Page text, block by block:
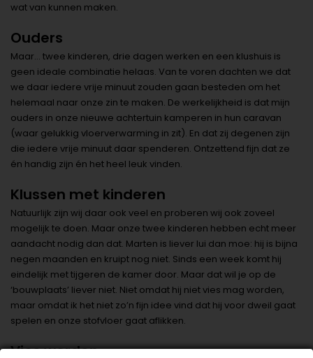
wat van kunnen maken.
Ouders
Maar… twee kinderen, drie dagen werken en een klushuis is
geen ideale combinatie helaas. Van te voren dachten we dat
we daar iedere vrije minuut zouden gaan besteden om het
helemaal naar onze zin te maken. De werkelijkheid is dat mijn
ouders in onze nieuwe achtertuin kamperen in hun caravan
(waar gelukkig vloerverwarming in zit). En dat zij degenen zijn
die iedere vrije minuut daar spenderen. Ontzettend fijn dat ze
én handig zijn én het heel leuk vinden.
Klussen met kinderen
Natuurlijk zijn wij daar ook veel en proberen wij ook zoveel
mogelijk te doen. Maar onze twee kinderen hebben echt meer
aandacht nodig dan dat. Marten is liever lui dan moe: hij is bijna
negen maanden en kruipt nog niet. Sinds een week komt hij
eindelijk met tijgeren de kamer door. Maar dat wil je op de
‘bouwplaats’ liever niet. Niet omdat hij niet vies mag worden,
maar omdat ik het niet zo’n fijn idee vind dat hij voor dweil gaat
spelen en onze stofvloer gaat aflikken.
Vies worden